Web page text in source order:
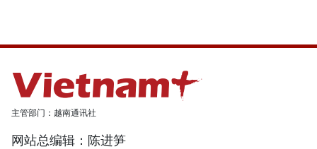
主管部门：越南通讯社
网站总编辑：陈进笋